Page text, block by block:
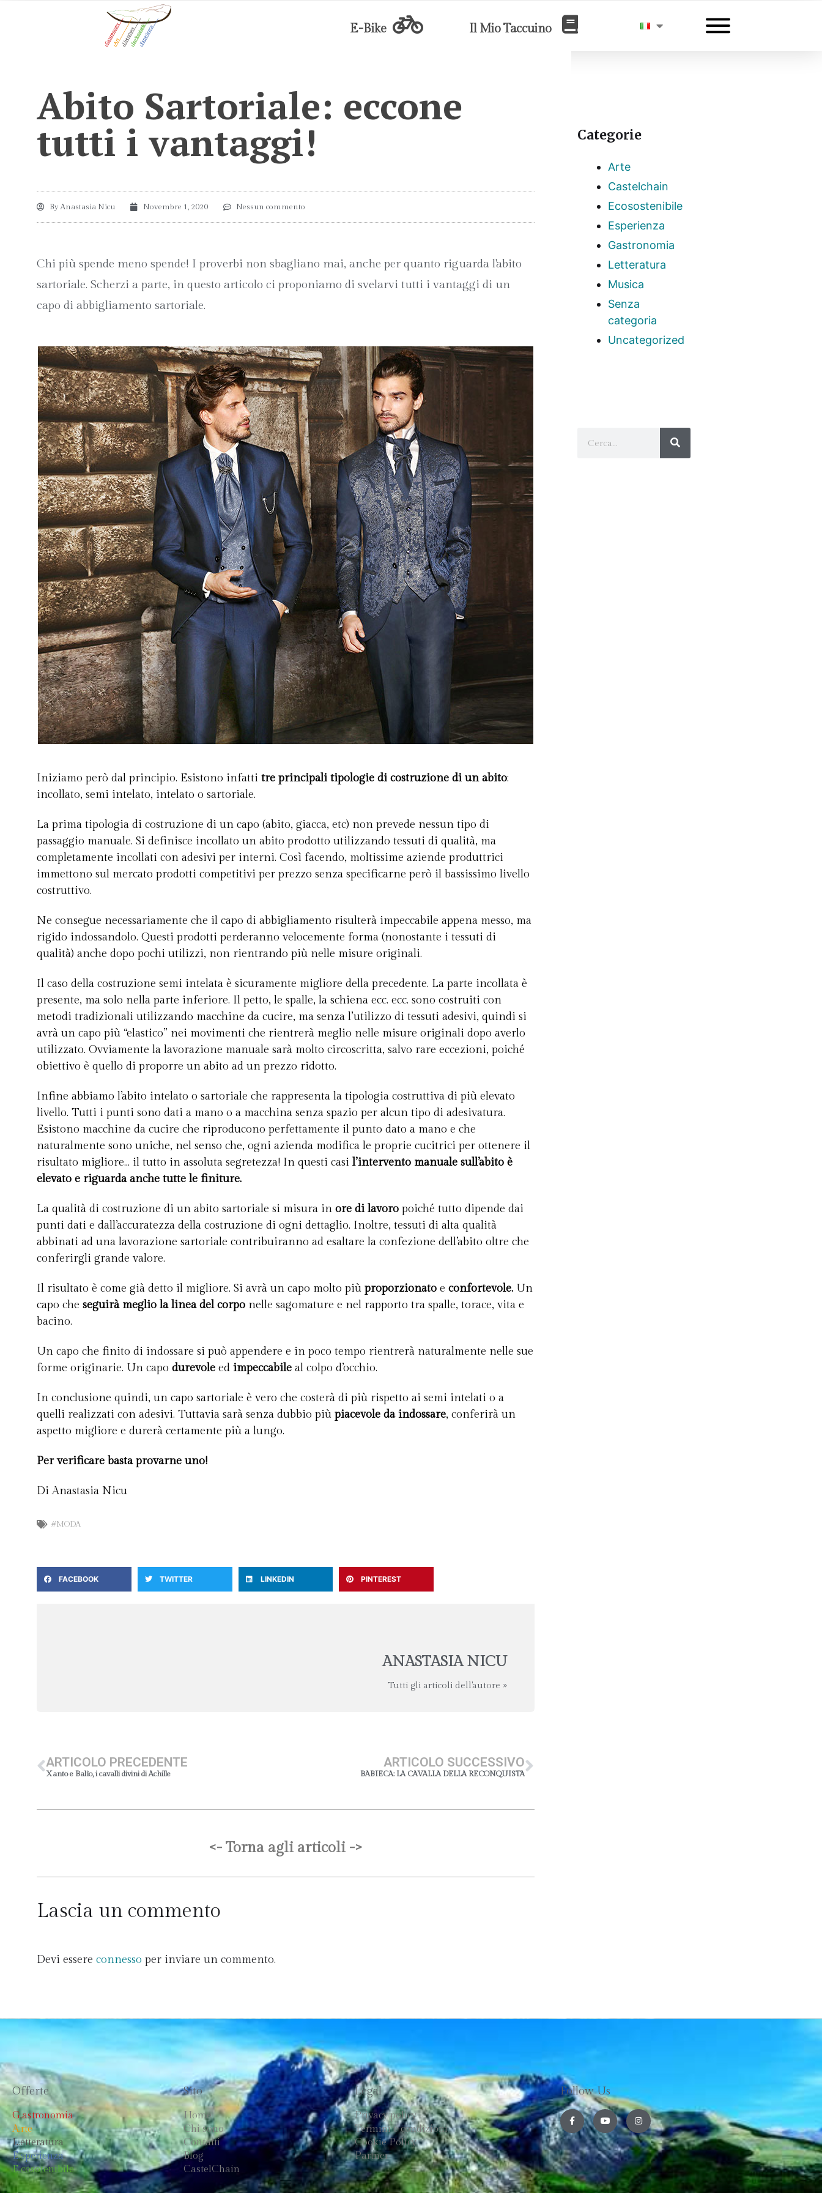
E-Bike Il Mio Taccuino
Abito Sartoriale: eccone
tutti i vantaggi!
ByAnastasia Nicu Novembre 1, 2020 Nessun commento
Chi più spende meno spende! I proverbi non sbagliano mai, anche per quanto riguarda l'abito
sartoriale. Scherzi a parte, in questo articolo ci proponiamo di svelarvi tutti i vantaggi di un
capo di abbigliamento sartoriale.
Iniziamo però dal principio. Esistono infatti tre principali tipologie di costruzione di un abito:
incollato, semi intelato, intelato o sartoriale.
La prima tipologia di costruzione di un capo (abito, giacca, etc) non prevede nessun tipo di
passaggio manuale. Si definisce incollato un abito prodotto utilizzando tessuti di qualità, ma
completamente incollati con adesivi per interni. Così facendo, moltissime aziende produttrici
immettono sul mercato prodotti competitivi per prezzo senza specificarne però il bassissimo livello
costruttivo.
Ne consegue necessariamente che il capo di abbigliamento risulterà impeccabile appena messo, ma
rigido indossandolo. Questi prodotti perderanno velocemente forma (nonostante i tessuti di
qualità) anche dopo pochi utilizzi, non rientrando più nelle misure originali.
Il caso della costruzione semi intelata è sicuramente migliore della precedente. La parte incollata è
presente, ma solo nella parte inferiore. Il petto, le spalle, la schiena ecc. ecc. sono costruiti con
metodi tradizionali utilizzando macchine da cucire, ma senza l’utilizzo di tessuti adesivi, quindi si
avrà un capo più “elastico” nei movimenti che rientrerà meglio nelle misure originali dopo averlo
utilizzato. Ovviamente la lavorazione manuale sarà molto circoscritta, salvo rare eccezioni, poiché
obiettivo è quello di proporre un abito ad un prezzo ridotto.
Infine abbiamo l’abito intelato o sartoriale che rappresenta la tipologia costruttiva di più elevato
livello. Tutti i punti sono dati a mano o a macchina senza spazio per alcun tipo di adesivatura.
Esistono macchine da cucire che riproducono perfettamente il punto dato a mano e che
naturalmente sono uniche, nel senso che, ogni azienda modifica le proprie cucitrici per ottenere il
risultato migliore… il tutto in assoluta segretezza! In questi casi l’intervento manuale sull’abito è
elevato e riguarda anche tutte le finiture.
La qualità di costruzione di un abito sartoriale si misura in ore di lavoro poiché tutto dipende dai
punti dati e dall’accuratezza della costruzione di ogni dettaglio. Inoltre, tessuti di alta qualità
abbinati ad una lavorazione sartoriale contribuiranno ad esaltare la confezione dell’abito oltre che
conferirgli grande valore.
Il risultato è come già detto il migliore. Si avrà un capo molto più proporzionato e confortevole. Un
capo che seguirà meglio la linea del corpo nelle sagomature e nel rapporto tra spalle, torace, vita e
bacino.
Un capo che finito di indossare si può appendere e in poco tempo rientrerà naturalmente nelle sue
forme originarie. Un capo durevole ed impeccabile al colpo d’occhio.
In conclusione quindi, un capo sartoriale è vero che costerà di più rispetto ai semi intelati o a
quelli realizzati con adesivi. Tuttavia sarà senza dubbio più piacevole da indossare, conferirà un
aspetto migliore e durerà certamente più a lungo.
Per verificare basta provarne uno!
Di Anastasia Nicu
#MODA
FACEBOOK TWITTER LINKEDIN PINTEREST
ANASTASIA NICU
Tutti gli articoli dell'autore »
ARTICOLO PRECEDENTE
Xanto e Balìo, i cavalli divini di Achille
ARTICOLO SUCCESSIVO
BABIECA: LA CAVALLA DELLA RECONQUISTA
<- Torna agli articoli ->
Lascia un commento
Devi essere connesso per inviare un commento.
Categorie
Arte
Castelchain
Ecosostenibile
Esperienza
Gastronomia
Letteratura
Musica
Senza
categoria
Uncategorized
Offerte
G.astronomia
A.rte
L.etteratura
E.sperienza
E.cosotenibile
Sito
Home
Chi sono
Contatti
Blog
CastelChain
Legal
Privacy policy
Termini e condizioni
Cookie Policy
Partner
Follow Us